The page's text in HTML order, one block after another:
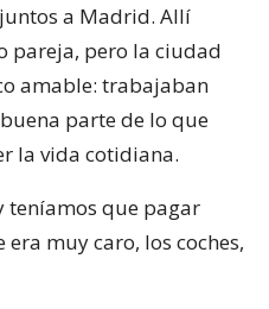
a Madrid. Allí
pareja, pero la ciudad
amable: trabajaban
parte de lo que
la vida cotidiana.
teníamos que pagar
era muy caro, los coches,